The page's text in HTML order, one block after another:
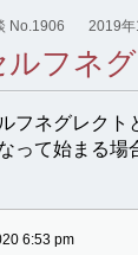
No.1906 2019年
ルフネ
フネグレクト
って始まる場
6:53 pm